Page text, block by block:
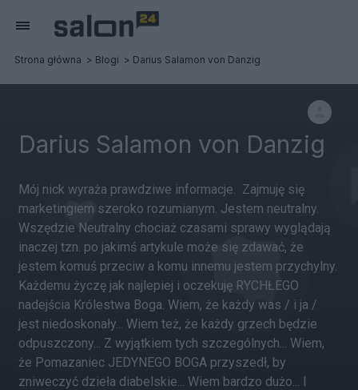
Strona główna Blogi Darius Salamon von Danzig
Darius Salamon von Danzig
Mój nick wyraża prawdziwe informacje. Zajmuję się
marketingiem szeroko rozumianym. Jestem neutralny.
Wszędzie Neutralny chociaż czasami sprawy wyglądają
inaczej tzn. po jakimś artykule może się zdawać, że
jestem komuś przeciw a komu innemu jestem przychylny.
Każdemu życzę jak najlepiej i oczekuję RYCHŁEGO
nadejścia Królestwa Boga. Wiem, że każdy was / i ja /
jest niedoskonały... Wiem też, że każdy grzech będzie
odpuszczony... Z wyjątkiem tych szczególnych... Wiem,
że Pomazaniec JEDYNEGO BOGA przyszedł, by
zniweczyć dzieła diabelskie... Wiem bardzo dużo... I